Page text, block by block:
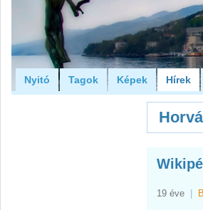
Nyitó Tagok Képek Hírek
19 éve